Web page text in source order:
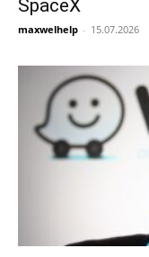
SpaceX
maxwelhelp - 15.07.2026